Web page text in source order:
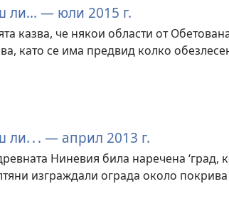
ли... — юли 2015 г.
казва, че някои области от
като се има предвид колко
ли. . . — април 2013 г.
Ниневия била наречена ‘град,
изграждали ограда около